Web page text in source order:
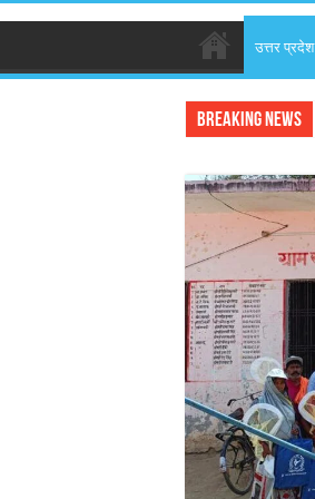
उत्तर प्रदेश
Breaking News